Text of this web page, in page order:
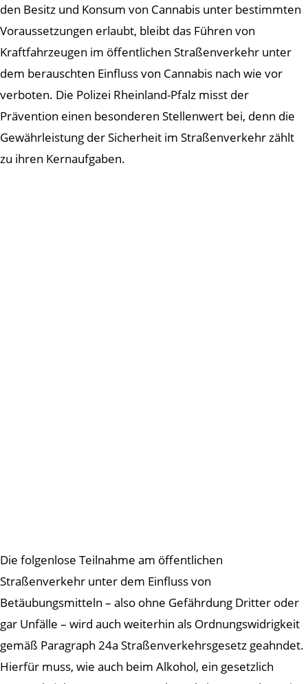
den Besitz und Konsum von Cannabis unter bestimmten
Voraussetzungen erlaubt, bleibt das Führen von
Kraftfahrzeugen im öffentlichen Straßenverkehr unter
dem berauschten Einfluss von Cannabis nach wie vor
verboten. Die Polizei Rheinland-Pfalz misst der
Prävention einen besonderen Stellenwert bei, denn die
Gewährleistung der Sicherheit im Straßenverkehr zählt
zu ihren Kernaufgaben.
Die folgenlose Teilnahme am öffentlichen
Straßenverkehr unter dem Einfluss von
Betäubungsmitteln – also ohne Gefährdung Dritter oder
gar Unfälle – wird auch weiterhin als Ordnungswidrigkeit
gemäß Paragraph 24a Straßenverkehrsgesetz geahndet.
Hierfür muss, wie auch beim Alkohol, ein gesetzlich